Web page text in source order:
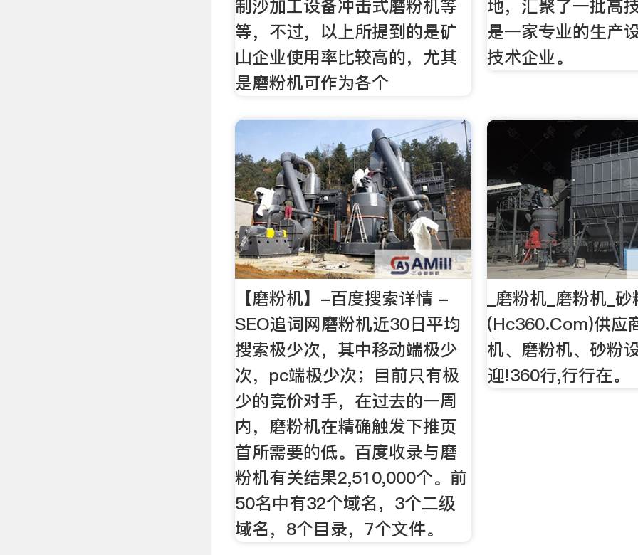
制沙加工设备冲击式磨粉机等
等，不过，以上所提到的是矿
山企业使用率比较高的，尤其
是磨粉机可作为各个
地，汇聚了一批高
是一家专业的生产
技术企业。
【磨粉机】-百度搜索详情 -
SEO追词网磨粉机近30日平均
搜索极少次，其中移动端极少
次，pc端极少次；目前只有极
少的竞价对手，在过去的一周
内，磨粉机在精确触发下推页
首所需要的低。百度收录与磨
粉机有关结果2,510,000个。前
50名中有32个域名，3个二级
域名，8个目录，7个文件。
_磨粉机_磨粉机_
(Hc360.Com)供应
机、磨粉机、砂粉
迎!360行,行行在。